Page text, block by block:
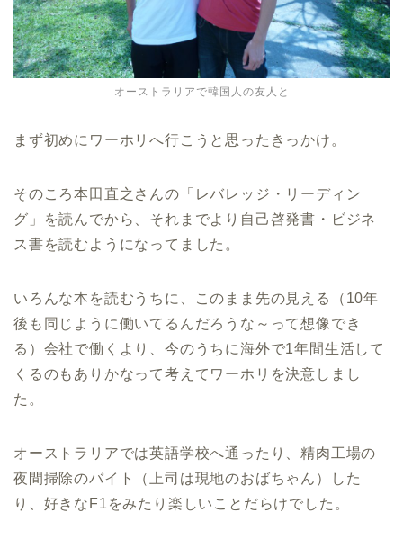
オーストラリアで韓国人の友人と
まず初めにワーホリへ行こうと思ったきっかけ。
そのころ本田直之さんの「レバレッジ・リーディン
グ」を読んでから、それまでより自己啓発書・ビジネ
ス書を読むようになってました。
いろんな本を読むうちに、このまま先の見える（10年
後も同じように働いてるんだろうな～って想像でき
る）会社で働くより、今のうちに海外で1年間生活して
くるのもありかなって考えてワーホリを決意しまし
た。
オーストラリアでは英語学校へ通ったり、精肉工場の
夜間掃除のバイト（上司は現地のおばちゃん）した
り、好きなF1をみたり楽しいことだらけでした。